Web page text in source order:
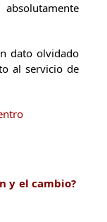
dato olvidado
al servicio de
y el cambio?